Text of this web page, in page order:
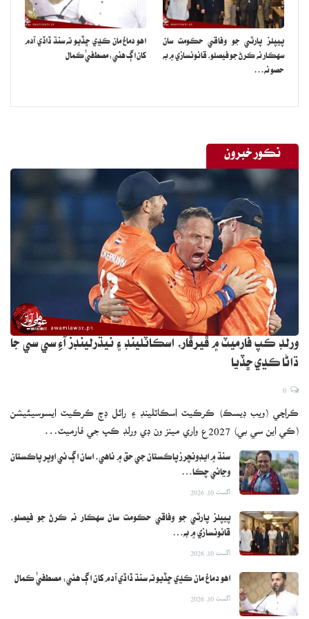
پيپلز پارٽي جو وفاقي حڪومت سان
سهڪار نه ڪرڻ جو فيصلو، قانونسازي ۾ به
حصو نه…
اهو دماغ مان ڪڍي ڇڏيو ته سنڌ ڏاڏي آدم
کان اڳ هئي: مصطفيٰ ڪمال
نڪور خبرون
ورلڊ ڪپ فارميٽ ۾ ڦيرڦار، اسڪاٽلينڊ ۽ نيڌرلينڊز آءِ سي سي جا
ڌاڻا ڪڍي ڇڏيا
ڪراچي (ويب ڊيسڪ) ڪرڪيٽ اسڪاٽلينڊ ۽ رائل ڊچ ڪرڪيٽ ايسوسيئيشن
(ڪي اين سي بي) 2027ع واري مينز ون ڊي ورلڊ ڪپ جي فارميٽ…
سنڌ ۾ ايڊونچرز پاڪستان جي حق ۾ ناهي، اسان اڳ ئي اوڀر پاڪستان
وڃائي چڪا…
اگست 10, 2026
پيپلز پارٽي جو وفاقي حڪومت سان سهڪار نه ڪرڻ جو فيصلو،
قانونسازي ۾ به…
اگست 10, 2026
اهو دماغ مان ڪڍي ڇڏيو ته سنڌ ڏاڏي آدم کان اڳ هئي: مصطفيٰ ڪمال
اگست 10, 2026